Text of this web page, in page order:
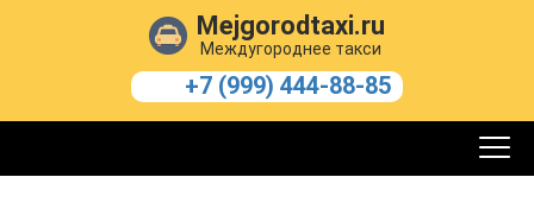
Mejgorodtaxi.ru
Междугороднее такси
+7 (999) 444-88-85